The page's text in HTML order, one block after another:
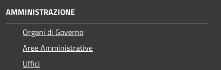
AMMINISTRAZIONE
Organi di Governo
Aree Amministrative
Uffici